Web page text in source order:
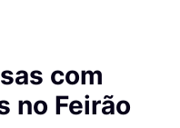
com
no Feirão